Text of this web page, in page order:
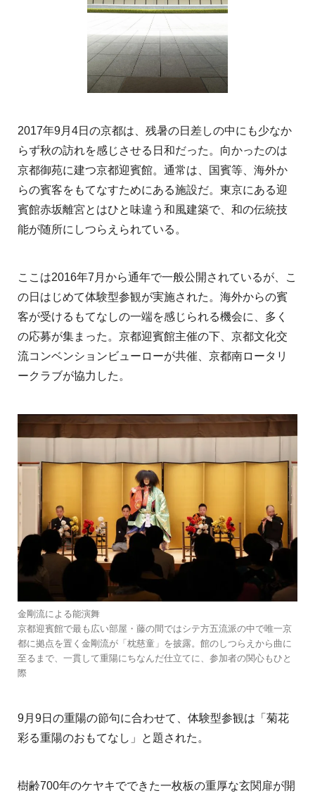
2017年9月4日の京都は、残暑の日差しの中にも少なか
らず秋の訪れを感じさせる日和だった。向かったのは
京都御苑に建つ京都迎賓館。通常は、国賓等、海外か
らの賓客をもてなすためにある施設だ。東京にある迎
賓館赤坂離宮とはひと味違う和風建築で、和の伝統技
能が随所にしつらえられている。
ここは2016年7月から通年で一般公開されているが、こ
の日はじめて体験型参観が実施された。海外からの賓
客が受けるもてなしの一端を感じられる機会に、多く
の応募が集まった。京都迎賓館主催の下、京都文化交
流コンベンションビューローが共催、京都南ロータリ
ークラブが協力した。
金剛流による能演舞
京都迎賓館で最も広い部屋・藤の間ではシテ方五流派の中で唯一京
都に拠点を置く金剛流が「枕慈童」を披露。館のしつらえから曲に
至るまで、一貫して重陽にちなんだ仕立てに、参加者の関心もひと
際
9月9日の重陽の節句に合わせて、体験型参観は「菊花
彩る重陽のおもてなし」と題された。
樹齢700年のケヤキでできた一枚板の重厚な玄関扉が開